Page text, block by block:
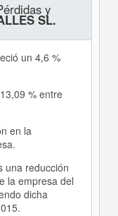
y
SL.
un 4,6 %
% entre
en la
una reducción
la empresa del
dicha